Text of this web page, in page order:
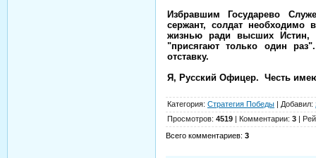
Избравшим Государево
сержант, солдат необходимо
жизнью ради высших
"присягают только один
отставку.
Я, Русский Офицер. Честь
Категория: Стратегия Победы | Добавил:
Просмотров: 4519 | Комментарии: 3 |
Всего комментариев: 3